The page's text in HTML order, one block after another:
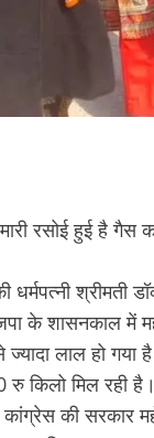
रसोई हुई है
श्रीमती
के शासनकाल में
लाल हो गया
किलो मिल रही
की सरकार